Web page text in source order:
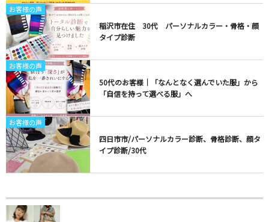
お客様の声
稲沢市在住 30代 パーソナルカラー・骨格・顔
タイプ診断
お客様の声
50代のお客様｜「なんとなく選んでいた服」から
「自信を持って選べる服」へ
お客様の声
四日市市/パーソナルカラー診断、骨格診断、顔タ
イプ診断/30代